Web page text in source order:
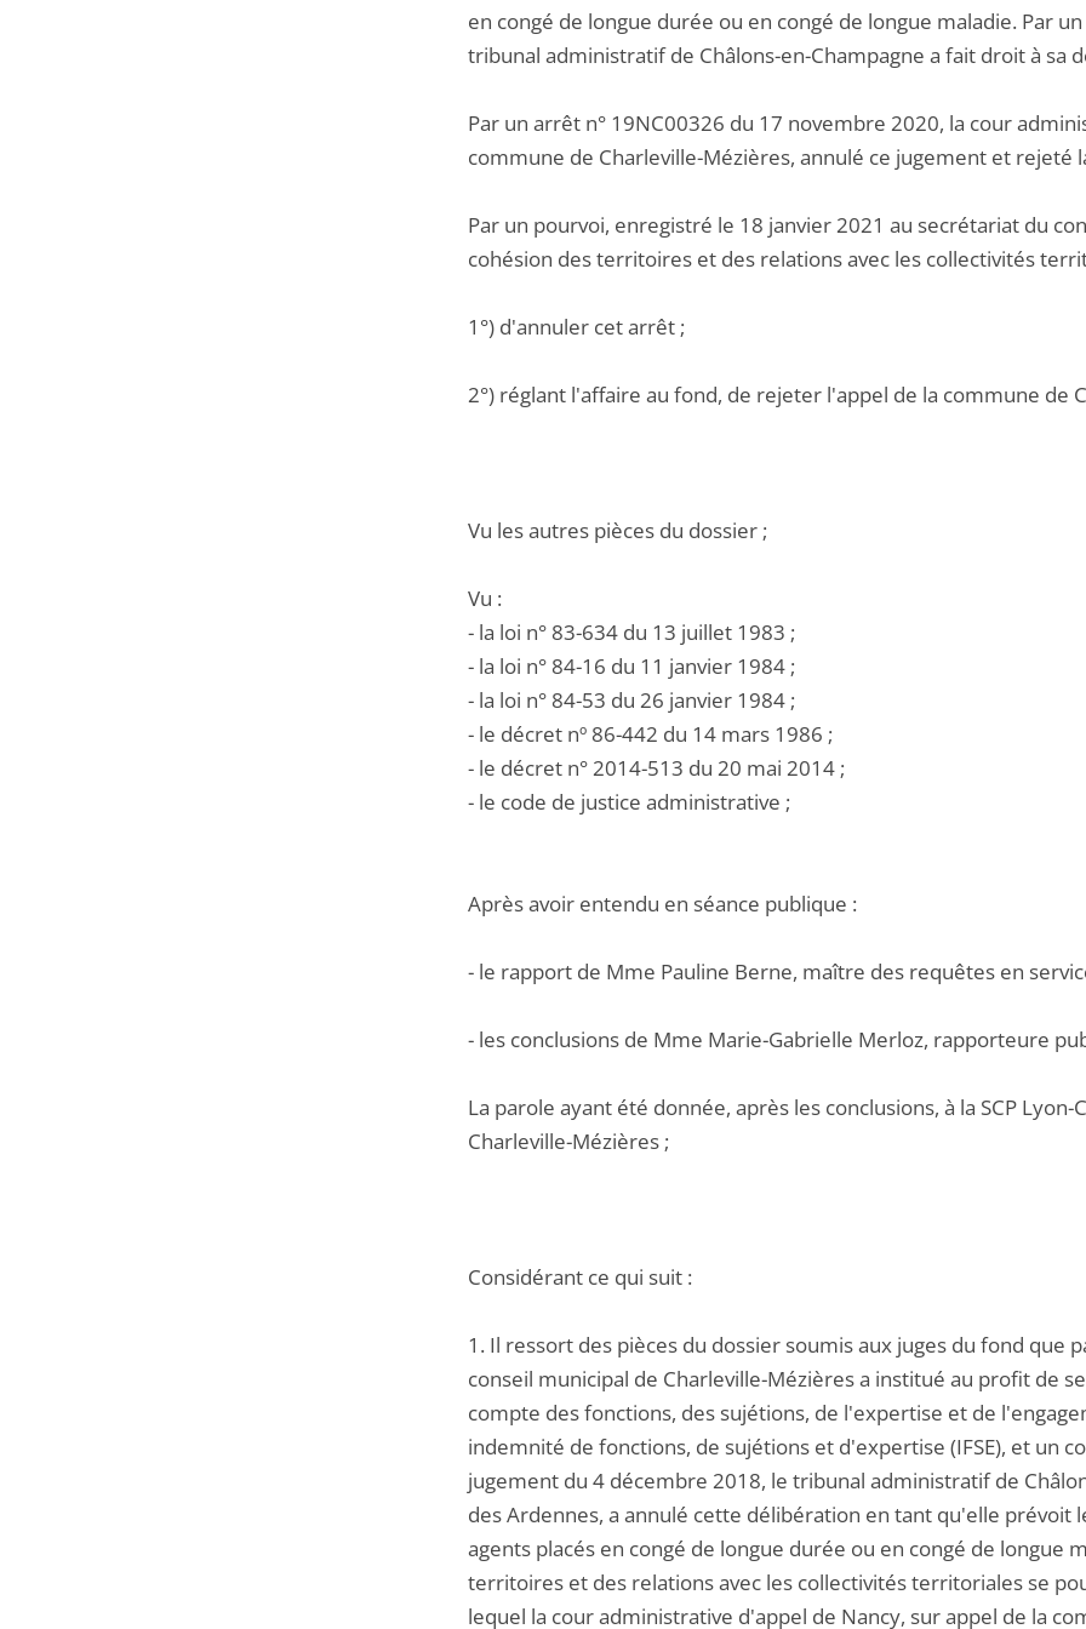
en congé de longue durée ou en congé de longue maladie. Par
tribunal administratif de Châlons-en-Champagne a fait droit à sa
Par un arrêt n° 19NC00326 du 17 novembre 2020, la cour
commune de Charleville-Mézières, annulé ce jugement et rejeté
Par un pourvoi, enregistré le 18 janvier 2021 au secrétariat du
cohésion des territoires et des relations avec les collectivités
1°) d'annuler cet arrêt ;
2°) réglant l'affaire au fond, de rejeter l'appel de la commune de
Vu les autres pièces du dossier ;
Vu :
- la loi n° 83-634 du 13 juillet 1983 ;
- la loi n° 84-16 du 11 janvier 1984 ;
- la loi n° 84-53 du 26 janvier 1984 ;
- le décret nº 86-442 du 14 mars 1986 ;
- le décret n° 2014-513 du 20 mai 2014 ;
- le code de justice administrative ;
Après avoir entendu en séance publique :
- le rapport de Mme Pauline Berne, maître des requêtes en
- les conclusions de Mme Marie-Gabrielle Merloz, rapporteure
La parole ayant été donnée, après les conclusions, à la SCP
Charleville-Mézières ;
Considérant ce qui suit :
1. Il ressort des pièces du dossier soumis aux juges du fond que
conseil municipal de Charleville-Mézières a institué au profit de
compte des fonctions, des sujétions, de l'expertise et de
indemnité de fonctions, de sujétions et d'expertise (IFSE), et un
jugement du 4 décembre 2018, le tribunal administratif de
des Ardennes, a annulé cette délibération en tant qu'elle prévoit
agents placés en congé de longue durée ou en congé de longue
territoires et des relations avec les collectivités territoriales se
lequel la cour administrative d'appel de Nancy, sur appel de la